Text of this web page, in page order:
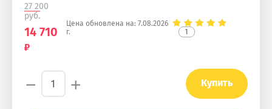
27 200
руб.
14 710
Цена обновлена на: 7.08.2026
г.
1
− + Купить